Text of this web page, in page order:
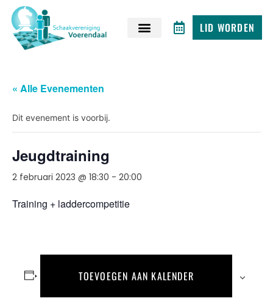
LID WORDEN
« Alle Evenementen
Dit evenement is voorbij.
Jeugdtraining
2 februari 2023 @ 18:30 - 20:00
Training + laddercompetitie
TOEVOEGEN AAN KALENDER